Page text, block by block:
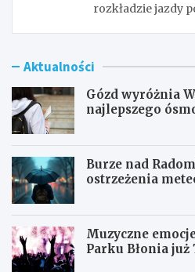
rozkładzie jazdy
Aktualności
Gózd wyróżnia
najlepszego
Burze nad
ostrzeżenia
Muzyczne
Parku Błonia już